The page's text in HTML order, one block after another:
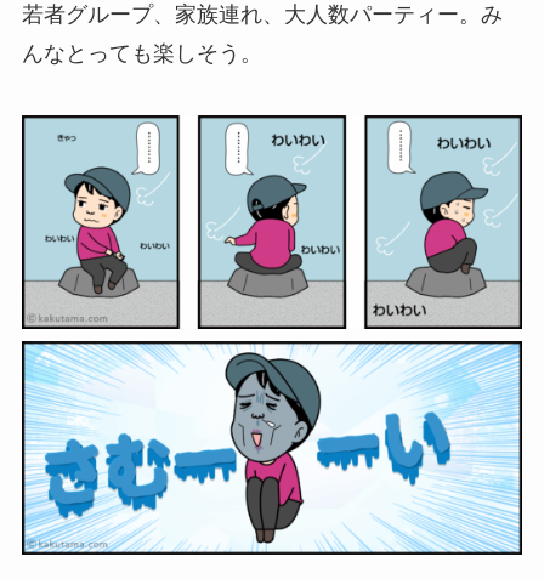
若者グループ、家族連れ、大人数パーティー。み
んなとっても楽しそう。